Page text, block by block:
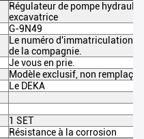
Régulateur de pompe
excavatrice
G-9N49
Le numéro d'immatriculation
de la compagnie.
Je vous en prie.
Modèle exclusif, non
Le DEKA
1 SET
Résistance à la corrosion